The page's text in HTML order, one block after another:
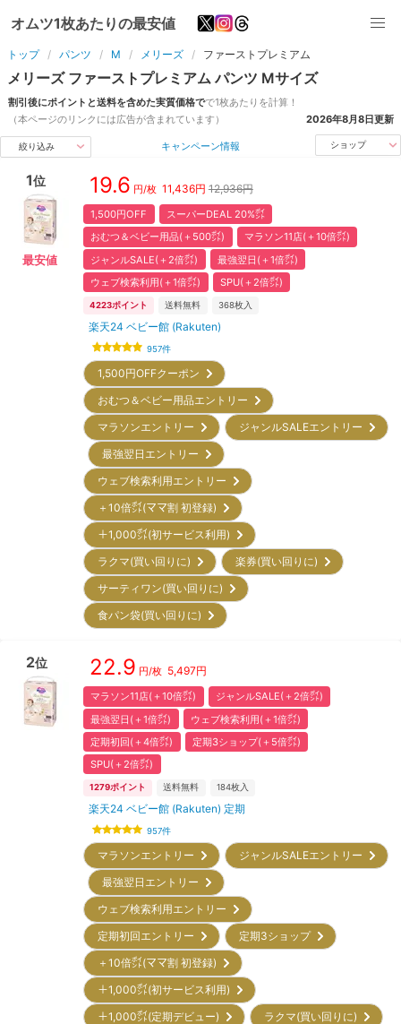
オムツ1枚あたりの最安値
トップ パンツ M メリーズ ファーストプレミアム
メリーズ ファーストプレミアム パンツ Mサイズ
割引後にポイントと送料を含めた実質価格でで1枚あたりを計算！
（本ページのリンクには広告が含まれています）
2026年8月8日更新
絞り込み キャンペーン情報 ショップ
1位
最安値
19.6 円/枚 11,436円 12,936円
1,500円OFF
スーパーDEAL 20%㌽
おむつ＆ベビー用品(＋500㌽)
マラソン11店(＋10倍㌽)
ジャンルSALE(＋2倍㌽)
最強翌日(＋1倍㌽)
ウェブ検索利用(＋1倍㌽)
SPU(＋2倍㌽)
4223ポイント 送料無料 368枚入
楽天24 ベビー館 (Rakuten)
957件
1,500円OFFクーポン
おむつ＆ベビー用品エントリー
マラソンエントリー
ジャンルSALEエントリー
最強翌日エントリー
ウェブ検索利用エントリー
＋10倍㌽(ママ割 初登録)
＋1,000㌽(初サービス利用)
ラクマ(買い回りに)
楽券(買い回りに)
サーティワン(買い回りに)
食パン袋(買い回りに)
2位 22.9 円/枚 5,497円
マラソン11店(＋10倍㌽)
ジャンルSALE(＋2倍㌽)
最強翌日(＋1倍㌽)
ウェブ検索利用(＋1倍㌽)
定期初回(＋4倍㌽)
定期3ショップ(＋5倍㌽)
SPU(＋2倍㌽)
1279ポイント 送料無料 184枚入
楽天24 ベビー館 (Rakuten) 定期
957件
マラソンエントリー
ジャンルSALEエントリー
最強翌日エントリー
ウェブ検索利用エントリー
定期初回エントリー
定期3ショップ
＋10倍㌽(ママ割 初登録)
＋1,000㌽(初サービス利用)
＋1,000㌽(定期デビュー)
ラクマ(買い回りに)